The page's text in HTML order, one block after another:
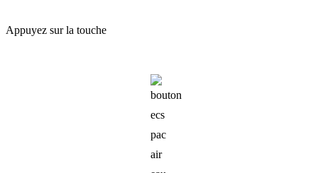
Appuyez sur la touche